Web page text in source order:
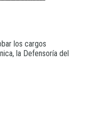
los cargos
la Defensoría del